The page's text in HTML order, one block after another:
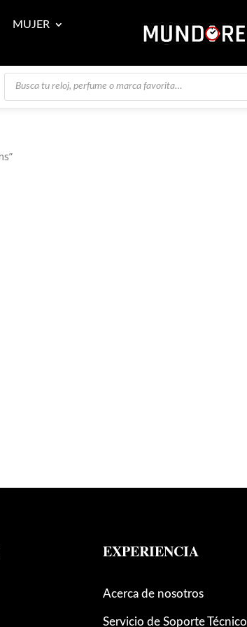
MUJER
Búsqueda
productos
EXPERIENCIA
Acerca de nosotros
Servicio de Soporte Técnico